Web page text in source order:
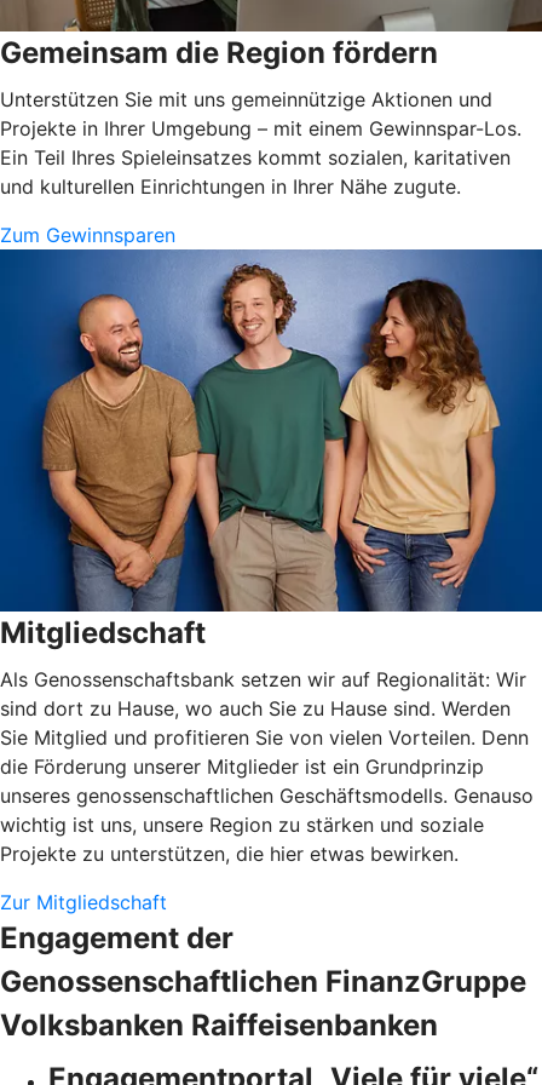
Gemeinsam die Region fördern
Unterstützen Sie mit uns gemeinnützige Aktionen und
Projekte in Ihrer Umgebung – mit einem Gewinnspar-Los.
Ein Teil Ihres Spieleinsatzes kommt sozialen, karitativen
und kulturellen Einrichtungen in Ihrer Nähe zugute.
Zum Gewinnsparen
Mitgliedschaft
Als Genossenschaftsbank setzen wir auf Regionalität: Wir
sind dort zu Hause, wo auch Sie zu Hause sind. Werden
Sie Mitglied und profitieren Sie von vielen Vorteilen. Denn
die Förderung unserer Mitglieder ist ein Grundprinzip
unseres genossenschaftlichen Geschäftsmodells. Genauso
wichtig ist uns, unsere Region zu stärken und soziale
Projekte zu unterstützen, die hier etwas bewirken.
Zur Mitgliedschaft
Engagement der
Genossenschaftlichen FinanzGruppe
Volksbanken Raiffeisenbanken